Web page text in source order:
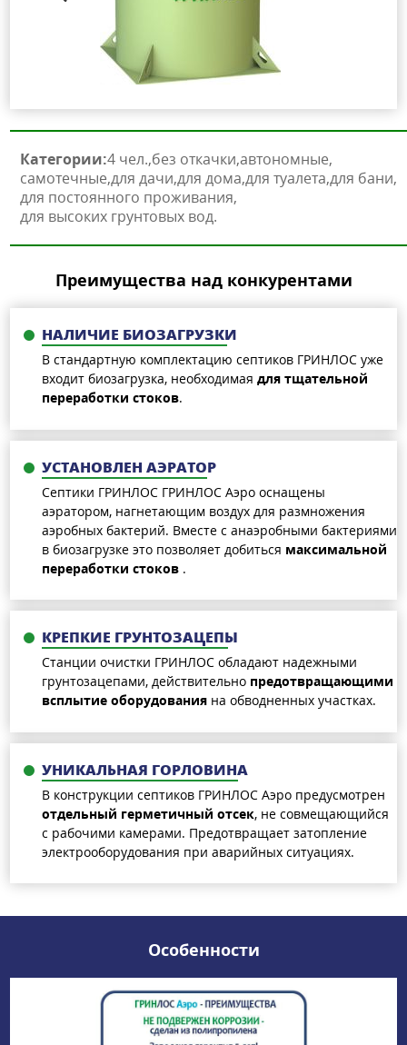
Категории:4 чел. без откачки автономные
самотечные для дачи для дома для туалета для бани
для постоянного проживания
для высоких грунтовых вод
Преимущества над конкурентами
НАЛИЧИЕ БИОЗАГРУЗКИ
В стандартную комплектацию септиков ГРИНЛОС уже
входит биозагрузка, необходимая для тщательной
переработки стоков.
УСТАНОВЛЕН АЭРАТОР
Септики ГРИНЛОС ГРИНЛОС Аэро оснащены
аэратором, нагнетающим воздух для размножения
аэробных бактерий. Вместе с анаэробными бактериями
в биозагрузке это позволяет добиться максимальной
переработки стоков .
КРЕПКИЕ ГРУНТОЗАЦЕПЫ
Станции очистки ГРИНЛОС обладают надежными
грунтозацепами, действительно предотвращающими
всплытие оборудования на обводненных участках.
УНИКАЛЬНАЯ ГОРЛОВИНА
В конструкции септиков ГРИНЛОС Аэро предусмотрен
отдельный герметичный отсек, не совмещающийся
с рабочими камерами. Предотвращает затопление
электрооборудования при аварийных ситуациях.
Особенности